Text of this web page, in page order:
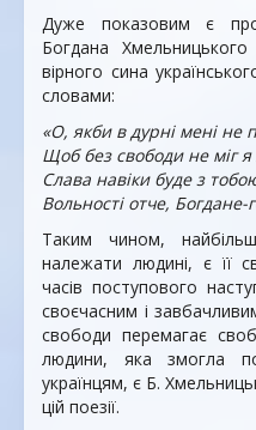
Дуже показовим є
Богдана
вірного сина
словами:
«О, якби в дурні мені не
Щоб без свободи не міг
Слава навіки буде з
Вольності отче, Богдане-
Таким чином,
належати людині, є її
часів поступового
своєчасним і
свободи перемагає
людини, яка змогла
українцям, є Б.
цій поезії.